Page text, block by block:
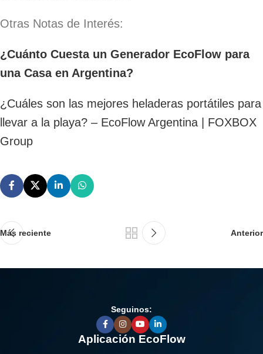
Otras Notas de Interés:
¿Cuánto Cuesta un Generador EcoFlow para
una Casa en Argentina?
¿Cuáles son las mejores heladeras portátiles para
llevar a la playa? – EcoFlow Argentina | FOXBOX
Group
Más reciente Anterior
Seguinos:
Aplicación EcoFlow